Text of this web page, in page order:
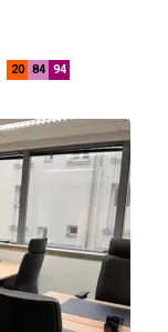
20 84 94